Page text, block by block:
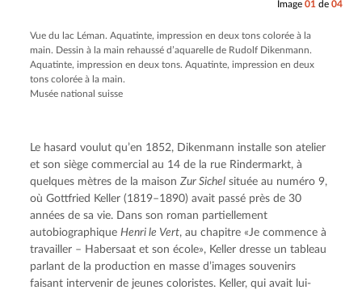
Image 01 de 04
Vue du lac Léman. Aquatinte, impression en deux tons colorée à la
main. Dessin à la main rehaussé d’aquarelle de Rudolf Dikenmann.
Aquatinte, impression en deux tons. Aquatinte, impression en deux
tons colorée à la main.
Musée national suisse
Le hasard voulut qu’en 1852, Dikenmann installe son atelier
et son siège commercial au 14 de la rue Rindermarkt, à
quelques mètres de la maisonZur Sichel située au numéro 9,
où Gottfried Keller (1819–1890) avait passé près de 30
années de sa vie. Dans son roman partiellement
autobiographique Henri le Vert, au chapitre «Je commence à
travailler – Habersaat et son école», Keller dresse un tableau
parlant de la production en masse d’images souvenirs
faisant intervenir de jeunes coloristes. Keller, qui avait lui-